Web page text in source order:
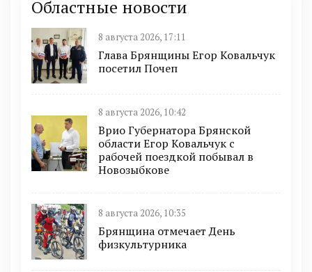
Областные новости
8 августа 2026, 17:11
Глава Брянщины Егор Ковальчук
посетил Почеп
8 августа 2026, 10:42
Врио Губернатора Брянской
области Егор Ковальчук с
рабочей поездкой побывал в
Новозыбкове
8 августа 2026, 10:35
Брянщина отмечает День
физкультурника